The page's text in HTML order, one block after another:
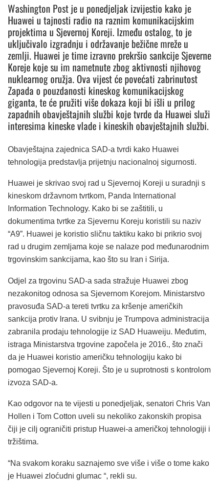
Washington Post je u ponedjeljak izvijestio kako je
Huawei u tajnosti radio na raznim komunikacijskim
projektima u Sjevernoj Koreji. Između ostalog, to je
uključivalo izgradnju i održavanje bežične mreže u
zemlji. Huawei je time izravno prekršio sankcije Sjeverne
Koreje koje su im nametnute zbog aktivnosti njihovog
nuklearnog oružja. Ova vijest će povećati zabrinutost
Zapada o pouzdanosti kineskog komunikacijskog
giganta, te će pružiti više dokaza koji bi išli u prilog
zapadnih obavještajnih službi koje tvrde da Huawei služi
interesima kineske vlade i kineskih obavještajnih službi.
Obavještajna zajednica SAD-a tvrdi kako Huawei
tehnologija predstavlja prijetnju nacionalnoj sigurnosti.
Huawei je skrivao svoj rad u Sjevernoj Koreji u suradnji s
kineskom državnom tvrtkom, Panda International
Information Technology. Kako bi se zaštitili, u
dokumentima tvrtke za Sjevernu Koreju koristili su naziv
“A9”. Huawei je koristio sličnu taktiku kako bi prikrio svoj
rad u drugim zemljama koje se nalaze pod međunarodnim
trgovinskim sankcijama, kao što su Iran i Sirija.
Odjel za trgovinu SAD-a sada stražuje Huawei zbog
nezakonitog odnosa sa Sjevernom Korejom. Ministarstvo
pravosuđa SAD-a tereti tvrtku za kršenje američkih
sankcija protiv Irana. U svibnju je Trumpova administracija
zabranila prodaju tehnologije iz SAD Huaweiju. Međutim,
istraga Ministarstva trgovine započela je 2016., što znači
da je Huawei koristio američku tehnologiju kako bi
pomogao Sjevernoj Koreji. Što je u suprotnosti s kontrolom
izvoza SAD-a.
Kao odgovor na te vijesti u ponedjeljak, senatori Chris Van
Hollen i Tom Cotton uveli su nekoliko zakonskih propisa
čiji je cilj ograničiti pristup Huawei-a američkoj tehnologiji i
tržištima.
“Na svakom koraku saznajemo sve više i više o tome kako
je Huawei zloćudni glumac “, rekli su.